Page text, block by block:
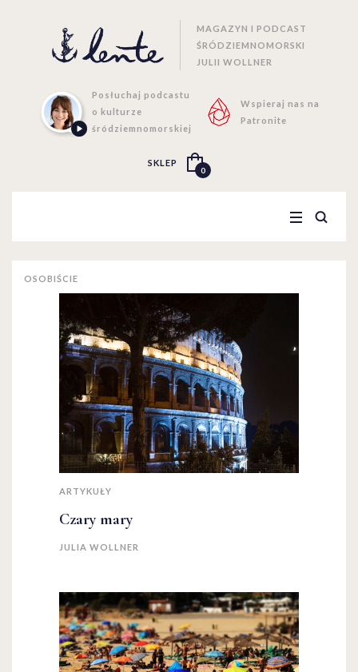
MAGAZYN I PODCAST
ŚRÓDZIEMNOMORSKI
JULII WOLLNER
Posłuchaj podcastu
o kulturze
śródziemnomorskiej
Wspieraj nas na
Patronite
SKLEP
0
OSOBIŚCIE
ARTYKUŁY
Czary mary
JULIA WOLLNER